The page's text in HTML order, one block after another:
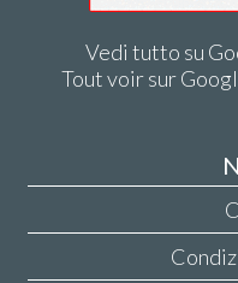
Vedi tutto su
Tout voir sur